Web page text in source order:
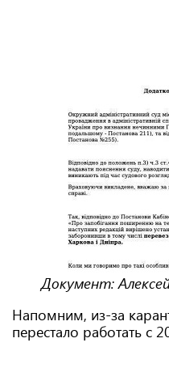
Документ:
Напомним, из-за
перестало работать с